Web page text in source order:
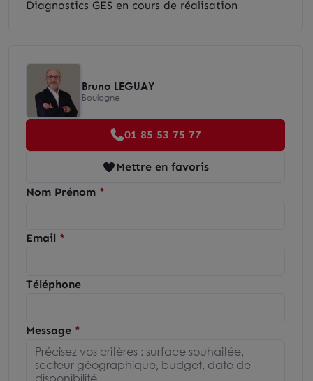
Diagnostics GES en cours de réalisation
Bruno LEGUAY
Boulogne
01 85 53 75 77
Mettre en favoris
Nom Prénom
Email
Téléphone
Message